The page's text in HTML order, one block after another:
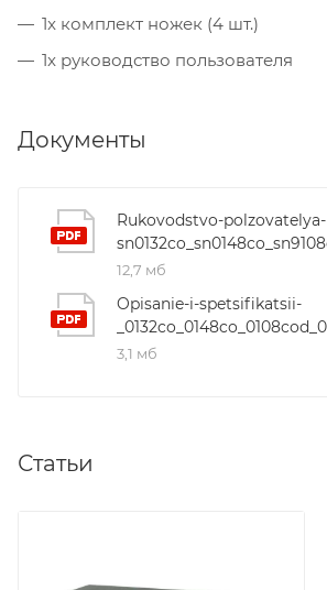
1x комплект ножек (4 шт.)
1x руководство пользователя
Документы
Rukovodstvo-polzovatelya-
12,7 мб
Opisanie-i-spetsifikatsii-
3,1 мб
Статьи